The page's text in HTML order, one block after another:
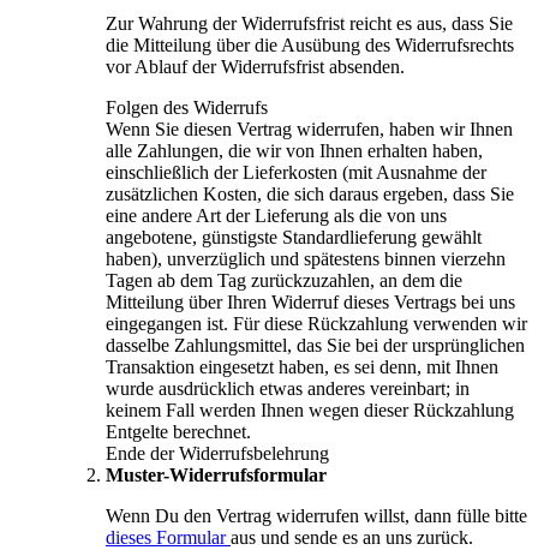
Zur Wahrung der Widerrufsfrist reicht es aus, dass Sie
die Mitteilung über die Ausübung des Widerrufsrechts
vor Ablauf der Widerrufsfrist absenden.
Folgen des Widerrufs
Wenn Sie diesen Vertrag widerrufen, haben wir Ihnen
alle Zahlungen, die wir von Ihnen erhalten haben,
einschließlich der Lieferkosten (mit Ausnahme der
zusätzlichen Kosten, die sich daraus ergeben, dass Sie
eine andere Art der Lieferung als die von uns
angebotene, günstigste Standardlieferung gewählt
haben), unverzüglich und spätestens binnen vierzehn
Tagen ab dem Tag zurückzuzahlen, an dem die
Mitteilung über Ihren Widerruf dieses Vertrags bei uns
eingegangen ist. Für diese Rückzahlung verwenden wir
dasselbe Zahlungsmittel, das Sie bei der ursprünglichen
Transaktion eingesetzt haben, es sei denn, mit Ihnen
wurde ausdrücklich etwas anderes vereinbart; in
keinem Fall werden Ihnen wegen dieser Rückzahlung
Entgelte berechnet.
Ende der Widerrufsbelehrung
Muster-Widerrufsformular
Wenn Du den Vertrag widerrufen willst, dann fülle bitte
dieses Formularaus und sende es an uns zurück.